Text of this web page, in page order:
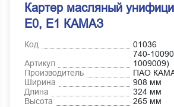
Картер масляный
Е0, Е1 КАМАЗ
Код
01036
Артикул
740-
1009009)
Производитель
ПАО
Ширина
908 мм
Длина
324 мм
Высота
265 мм